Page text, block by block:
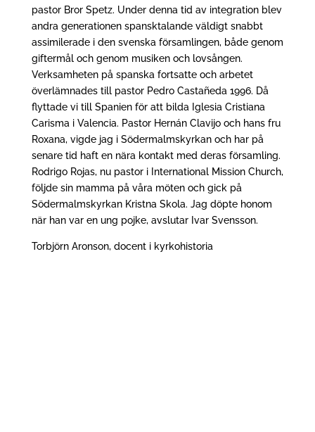
pastor Bror Spetz. Under denna tid av integration blev
andra generationen spansktalande väldigt snabbt
assimilerade i den svenska församlingen, både genom
giftermål och genom musiken och lovsången.
Verksamheten på spanska fortsatte och arbetet
överlämnades till pastor Pedro Castañeda 1996. Då
flyttade vi till Spanien för att bilda Iglesia Cristiana
Carisma i Valencia. Pastor Hernán Clavijo och hans fru
Roxana, vigde jag i Södermalmskyrkan och har på
senare tid haft en nära kontakt med deras församling.
Rodrigo Rojas, nu pastor i International Mission Church,
följde sin mamma på våra möten och gick på
Södermalmskyrkan Kristna Skola. Jag döpte honom
när han var en ung pojke, avslutar Ivar Svensson.
Torbjörn Aronson, docent i kyrkohistoria